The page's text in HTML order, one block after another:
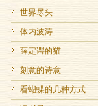
世界尽头
体内波涛
薛定谔的猫
刻意的诗意
看蝴蝶的几种方式